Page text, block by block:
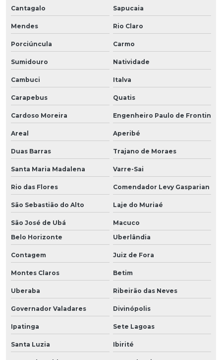
Cantagalo Sapucaia
Mendes Rio Claro
Porciúncula Carmo
Sumidouro Natividade
Cambuci Italva
Carapebus Quatis
Cardoso Moreira Engenheiro Paulo de Frontin
Areal Aperibé
Duas Barras Trajano de Moraes
Santa Maria Madalena Varre-Sai
Rio das Flores Comendador Levy Gasparian
São Sebastião do Alto Laje do Muriaé
São José de Ubá
Macuco
Belo Horizonte
Uberlândia
Contagem Juiz de Fora
Montes Claros Betim
Uberaba Ribeirão das Neves
Governador Valadares Divinópolis
Ipatinga Sete Lagoas
Santa Luzia Ibirité